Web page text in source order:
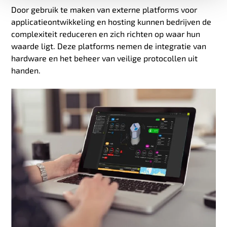
Door gebruik te maken van externe platforms voor
applicatieontwikkeling en hosting kunnen bedrijven de
complexiteit reduceren en zich richten op waar hun
waarde ligt. Deze platforms nemen de integratie van
hardware en het beheer van veilige protocollen uit
handen.